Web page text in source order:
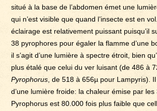
situé à la base de l’abdomen émet une
qui n’est visible que quand l’insecte est en
éclairage est relativement puissant puisqu’il
38 pyrophores pour égaler la flamme d’une
il s’agit d’une lumière à spectre étroit, bien
plus étalé que celui du ver luisant (de 486 à
Pyrophorus, de 518 à 656µ pour Lampyris). Il
d’une lumière froide: la chaleur émise par les
Pyrophorus est 80.000 fois plus faible que